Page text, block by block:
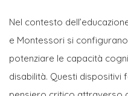
Nel contesto
e Montessori si
potenziare le capacità
disabilità. Questi dispositivi